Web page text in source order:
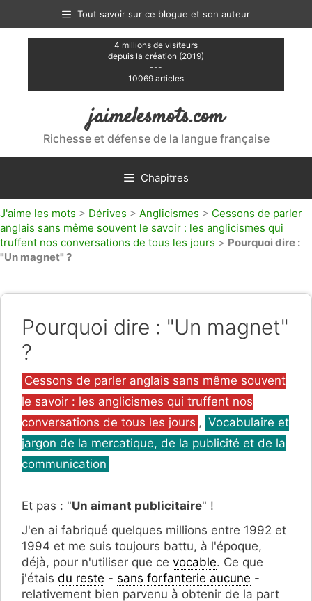
contenu
Tout savoir sur ce blogue et son auteur
4 millions de visiteurs
depuis la création (2019)
---
10069 articles
jaimelesmots.com
Richesse et défense de la langue française
Chapitres
J'aime les mots > Dérives > Anglicismes > Cessons de parler
anglais sans même souvent le savoir : les anglicismes qui
truffent nos conversations de tous les jours > Pourquoi dire :
"Un magnet" ?
Pourquoi dire : "Un magnet"
?
Catégories
Cessons de parler anglais sans même souvent
le savoir : les anglicismes qui truffent nos
conversations de tous les jours , Vocabulaire et
jargon de la mercatique, de la publicité et de la
communication
Et pas : "Un aimant publicitaire" !
J'en ai fabriqué quelques millions entre 1992 et
1994 et me suis toujours battu, à l'époque,
déjà, pour n'utiliser que ce vocable. Ce que
j'étais du reste - sans forfanterie aucune -
relativement bien parvenu à obtenir de la part